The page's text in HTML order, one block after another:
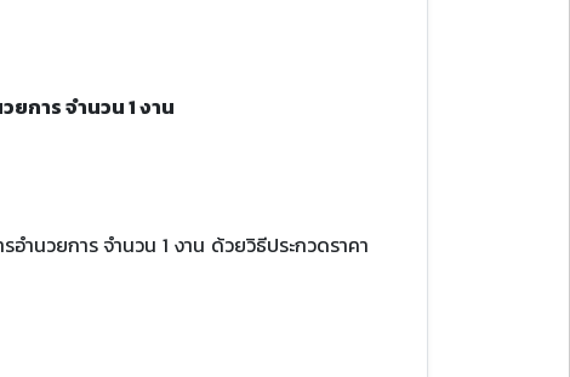
การ จํานวน 1 งาน
านวยการ จํานวน 1 งาน ด้วยวิธีประกวดราคา